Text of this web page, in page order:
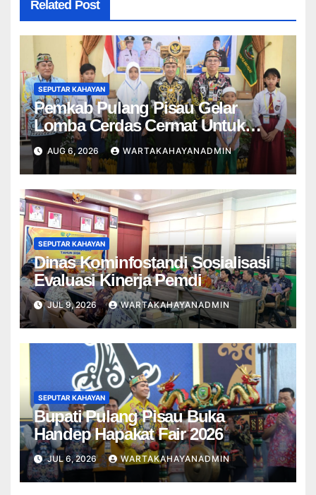
Related Post
SEPUTAR KAHAYAN
Pemkab Pulang Pisau Gelar
Lomba Cerdas Cermat Untuk
Pelajar
AUG 6, 2026 WARTAKAHAYANADMIN
SEPUTAR KAHAYAN
Dinas Kominfostandi Sosialisasi
Evaluasi Kinerja Pemdi
JUL 9, 2026 WARTAKAHAYANADMIN
SEPUTAR KAHAYAN
Bupati Pulang Pisau Buka
Handep Hapakat Fair 2026
JUL 6, 2026 WARTAKAHAYANADMIN